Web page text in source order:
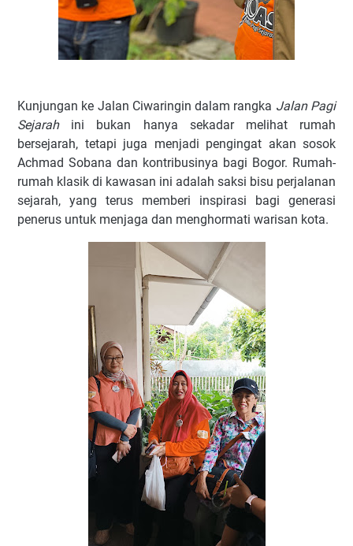
Kunjungan ke Jalan Ciwaringin dalam rangka Jalan Pagi
Sejarahini bukan hanya sekadar melihat rumah
bersejarah, tetapi juga menjadi pengingat akan sosok
Achmad Sobana dan kontribusinya bagi Bogor. Rumah-
rumah klasik di kawasan ini adalah saksi bisu perjalanan
sejarah, yang terus memberi inspirasi bagi generasi
penerus untuk menjaga dan menghormati warisan kota.